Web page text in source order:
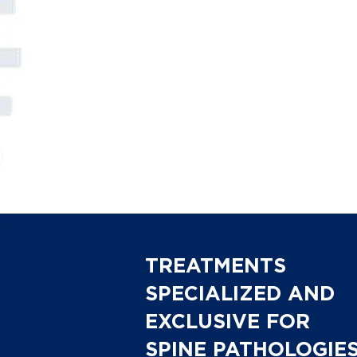
TREATMENTS
SPECIALIZED AND
EXCLUSIVE FOR
SPINE